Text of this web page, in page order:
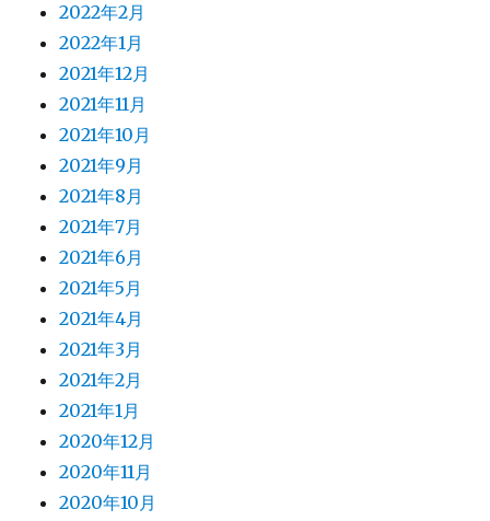
2022年2月
2022年1月
2021年12月
2021年11月
2021年10月
2021年9月
2021年8月
2021年7月
2021年6月
2021年5月
2021年4月
2021年3月
2021年2月
2021年1月
2020年12月
2020年11月
2020年10月